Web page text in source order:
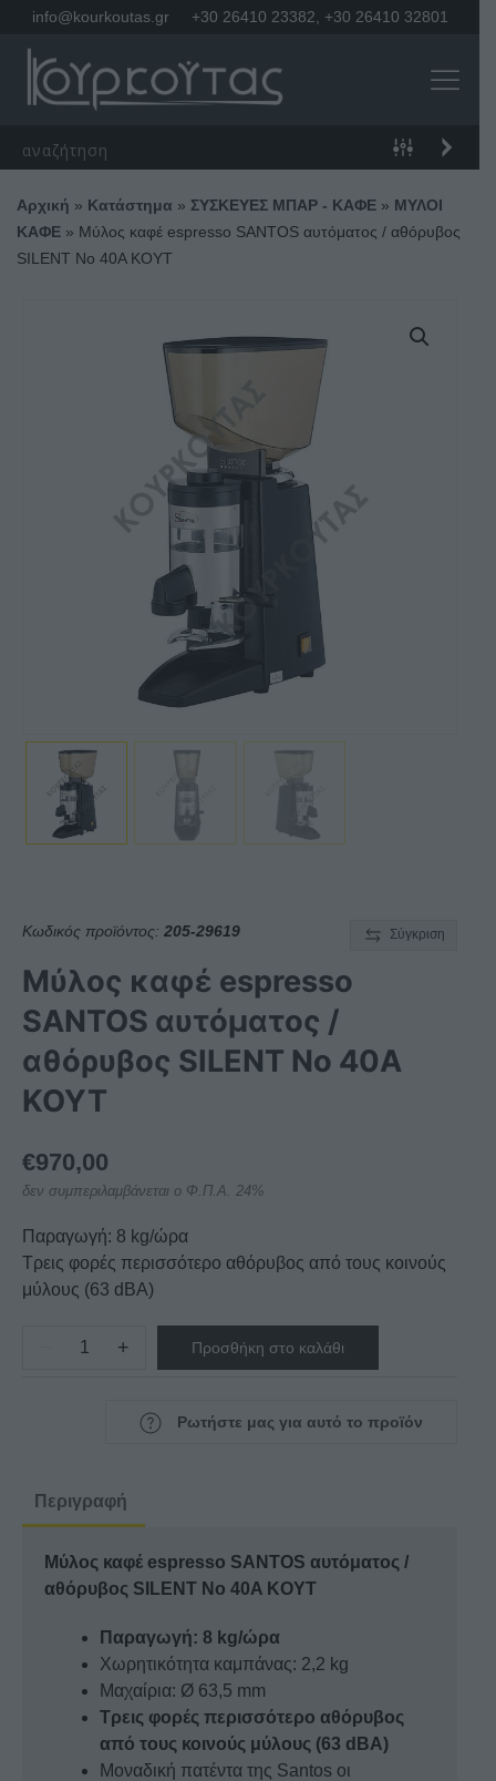
info@kourkoutas.gr +30 26410 23382 +30 26410 32801
Αρχική » Κατάστημα » ΣΥΣΚΕΥΕΣ ΜΠΑΡ - ΚΑΦΕ » ΜΥΛΟΙ
ΚΑΦΕ » Μύλος καφέ espresso SANTOS αυτόματος / αθόρυβος
SILENT No 40A KOYT
Κωδικός προϊόντος: 205-29619 Σύγκριση
Μύλος καφέ espresso
SANTOS αυτόματος /
αθόρυβος SILENT No 40A
KOYT
€970,00
δεν συμπεριλαμβάνεται ο Φ.Π.Α. 24%
Παραγωγή: 8 kg/ώρα
Τρεις φορές περισσότερο αθόρυβος από τους κοινούς
μύλους (63 dBA)
40A
+ Προσθήκη στο καλάθι
Ρωτήστε μας για αυτό το προϊόν
Περιγραφή
Μύλος καφέ espresso SANTOS αυτόματος /
αθόρυβος SILENT No 40A KOYT
Παραγωγή: 8 kg/ώρα
Xωρητικότητα καμπάνας: 2,2 kg
Μαχαίρια: Ø 63,5 mm
Τρεις φορές περισσότερο αθόρυβος
από τους κοινούς μύλους (63 dBA)
Μοναδική πατέντα της Santos οι